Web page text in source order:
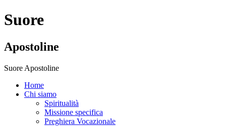
Suore
Apostoline
Suore Apostoline
Home
Chi siamo
Spiritualità
Missione specifica
Preghiera Vocazionale